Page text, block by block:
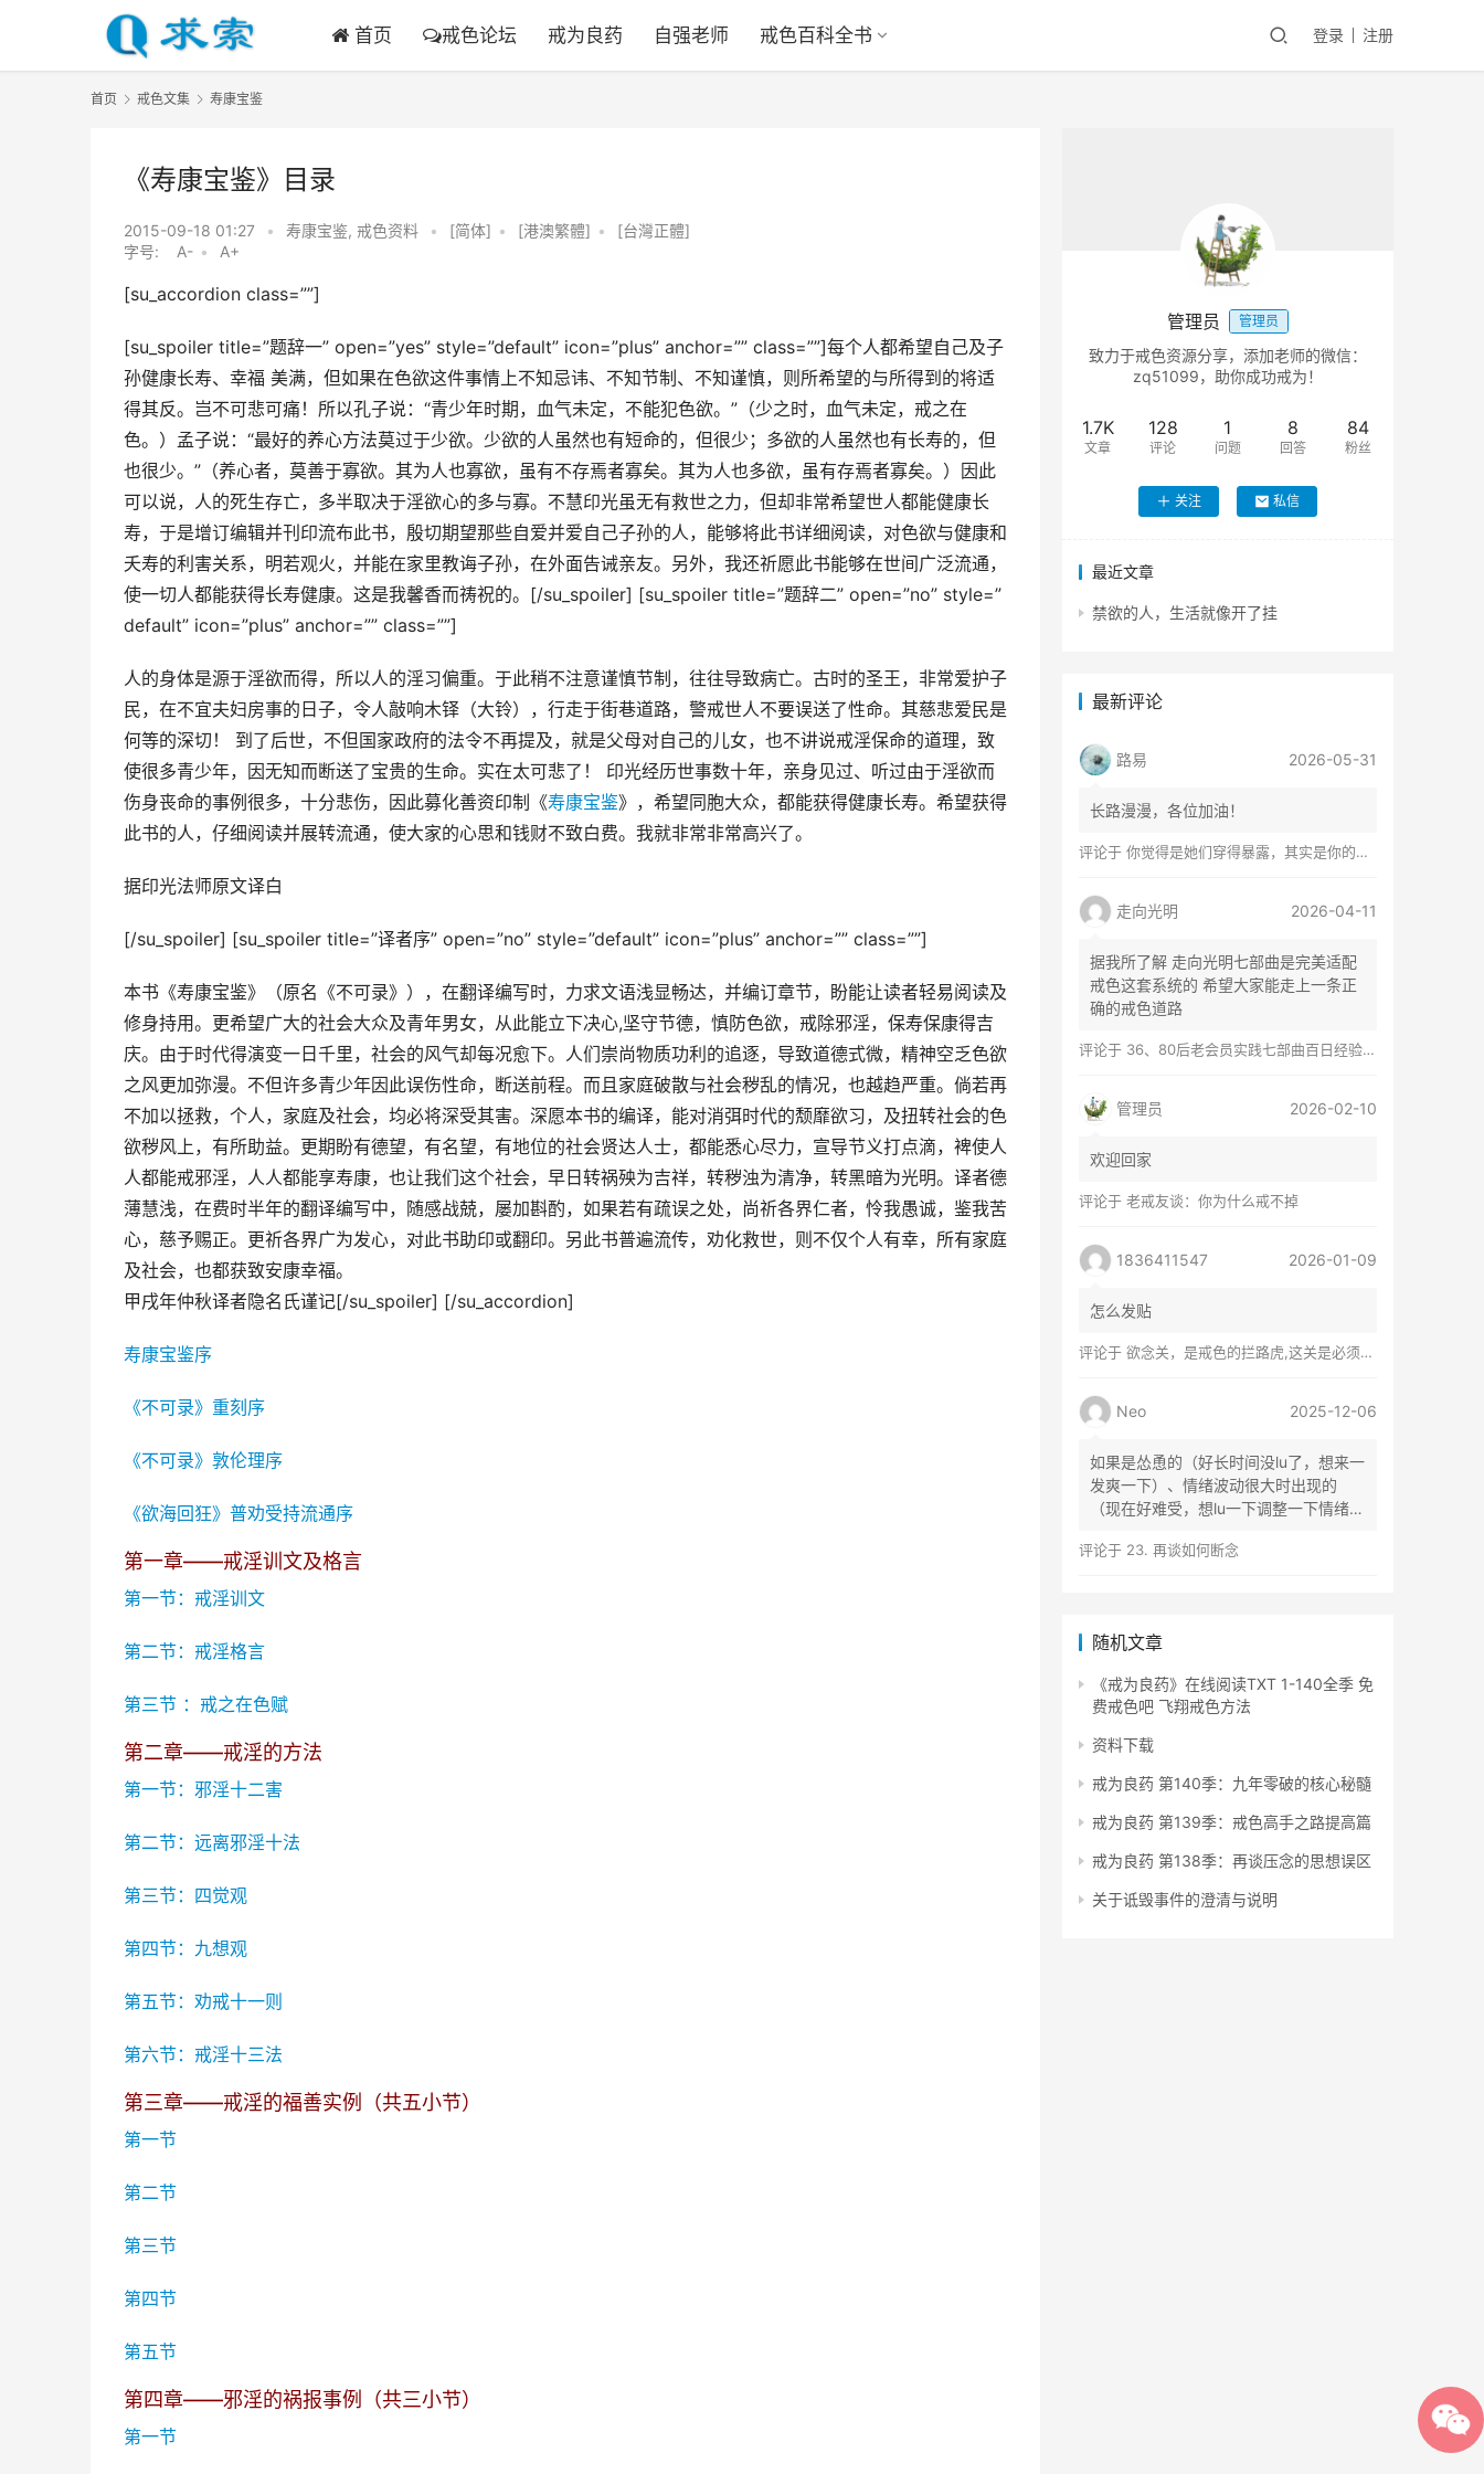
首页 戒色论坛 戒为良药 自强老师 戒色百科全书 登录 注册
首页 戒色文集 寿康宝鉴
《寿康宝鉴》目录
2015-09-18 01:27 • 寿康宝鉴, 戒色资料 • [简体] • [港澳繁體] •
[台灣正體]
字号:
A- • A+
[su_accordion class=””]
[su_spoiler title=”题辞一” open=”yes” style=”default” icon=”plus” anchor=”” class=””]每个人都希望自己及子
孙健康长寿、幸福 美满，但如果在色欲这件事情上不知忌讳、不知节制、不知谨慎，则所希望的与所得到的将适
得其反。岂不可悲可痛！所以孔子说：“青少年时期，血气未定，不能犯色欲。”（少之时，血气未定，戒之在
色。）孟子说：“最好的养心方法莫过于少欲。少欲的人虽然也有短命的，但很少；多欲的人虽然也有长寿的，但
也很少。”（养心者，莫善于寡欲。其为人也寡欲，虽有不存焉者寡矣。其为人也多欲，虽有存焉者寡矣。）因此
可以说，人的死生存亡，多半取决于淫欲心的多与寡。不慧印光虽无有救世之力，但却非常希望世人都能健康长
寿，于是增订编辑并刊印流布此书，殷切期望那些自爱并爱自己子孙的人，能够将此书详细阅读，对色欲与健康和
夭寿的利害关系，明若观火，并能在家里教诲子孙，在外面告诫亲友。另外，我还祈愿此书能够在世间广泛流通，
使一切人都能获得长寿健康。这是我馨香而祷祝的。[/su_spoiler] [su_spoiler title=”题辞二” open=”no” style=”
default” icon=”plus” anchor=”” class=””]
人的身体是源于淫欲而得，所以人的淫习偏重。于此稍不注意谨慎节制，往往导致病亡。古时的圣王，非常爱护子
民，在不宜夫妇房事的日子，令人敲响木铎（大铃），行走于街巷道路，警戒世人不要误送了性命。其慈悲爱民是
何等的深切！ 到了后世，不但国家政府的法令不再提及，就是父母对自己的儿女，也不讲说戒淫保命的道理，致
使很多青少年，因无知而断送了宝贵的生命。实在太可悲了！ 印光经历世事数十年，亲身见过、听过由于淫欲而
伤身丧命的事例很多，十分悲伤，因此募化善资印制《寿康宝鉴》，希望同胞大众，都能获得健康长寿。希望获得
此书的人，仔细阅读并展转流通，使大家的心思和钱财不致白费。我就非常非常高兴了。
据印光法师原文译白
[/su_spoiler] [su_spoiler title=”译者序” open=”no” style=”default” icon=”plus” anchor=”” class=””]
本书《寿康宝鉴》（原名《不可录》），在翻译编写时，力求文语浅显畅达，并编订章节，盼能让读者轻易阅读及
修身持用。更希望广大的社会大众及青年男女，从此能立下决心,坚守节德，慎防色欲，戒除邪淫，保寿保康得吉
庆。由于时代得演变一日千里，社会的风气却每况愈下。人们崇尚物质功利的追逐，导致道德式微，精神空乏色欲
之风更加弥漫。不但许多青少年因此误伤性命，断送前程。而且家庭破散与社会秽乱的情况，也越趋严重。倘若再
不加以拯救，个人，家庭及社会，均必将深受其害。深愿本书的编译，能对消弭时代的颓靡欲习，及扭转社会的色
欲秽风上，有所助益。更期盼有德望，有名望，有地位的社会贤达人士，都能悉心尽力，宣导节义打点滴，裨使人
人都能戒邪淫，人人都能享寿康，也让我们这个社会，早日转祸殃为吉祥，转秽浊为清净，转黑暗为光明。译者德
薄慧浅，在费时半年的翻译编写中，随感战兢，屡加斟酌，如果若有疏误之处，尚祈各界仁者，怜我愚诚，鉴我苦
心，慈予赐正。更祈各界广为发心，对此书助印或翻印。另此书普遍流传，劝化救世，则不仅个人有幸，所有家庭
及社会，也都获致安康幸福。
甲戌年仲秋译者隐名氏谨记[/su_spoiler] [/su_accordion]
寿康宝鉴序
《不可录》重刻序
《不可录》敦伦理序
《欲海回狂》普劝受持流通序
第一章——戒淫训文及格言
第一节：戒淫训文
第二节：戒淫格言
第三节 ：戒之在色赋
第二章——戒淫的方法
第一节：邪淫十二害
第二节：远离邪淫十法
第三节：四觉观
第四节：九想观
第五节：劝戒十一则
第六节：戒淫十三法
第三章——戒淫的福善实例（共五小节）
第一节
第二节
第三节
第四节
第五节
第四章——邪淫的祸报事例（共三小节）
第一节
管理员 管理员
致力于戒色资源分享，添加老师的微信：
zq51099，助你成功戒为！
1.7K
文章
128
评论
1
问题
8
回答
84
粉丝
关注 私信
最近文章
禁欲的人，生活就像开了挂
最新评论
路易 2026-05-31
长路漫漫，各位加油！
评论于 你觉得是她们穿得暴露，其实是你的心在着火
走向光明 2026-04-11
据我所了解 走向光明七部曲是完美适配
戒色这套系统的 希望大家能走上一条正
确的戒色道路
评论于 36、80后老会员实践七部曲百日经验谈兼苦口忠言
管理员 2026-02-10
欢迎回家
评论于 老戒友谈：你为什么戒不掉
1836411547 2026-01-09
怎么发贴
评论于 欲念关，是戒色的拦路虎,这关是必须过的
Neo 2025-12-06
如果是怂恿的（好长时间没lu了，想来一
发爽一下）、情绪波动很大时出现的
（现在好难受，想lu一下调整一下情绪）
评论于 23. 再谈如何断念
随机文章
《戒为良药》在线阅读TXT 1-140全季 免
费戒色吧 飞翔戒色方法
资料下载
戒为良药 第140季：九年零破的核心秘髓
戒为良药 第139季：戒色高手之路提高篇
戒为良药 第138季：再谈压念的思想误区
关于诋毁事件的澄清与说明